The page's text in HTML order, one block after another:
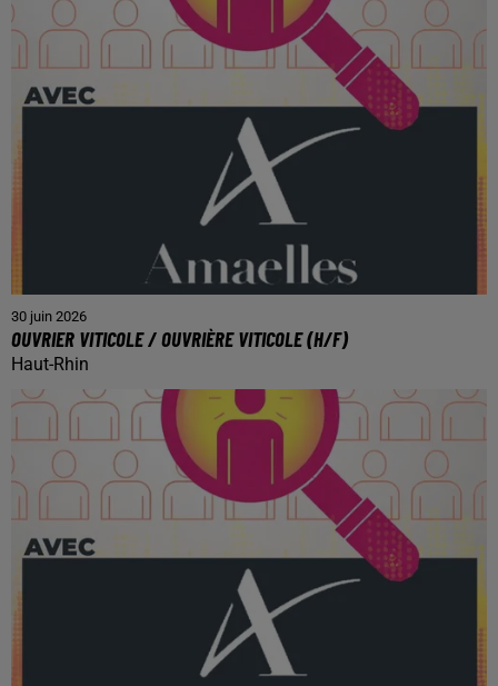
30 juin 2026
OUVRIER VITICOLE / OUVRIÈRE VITICOLE (H/F)
Haut-Rhin